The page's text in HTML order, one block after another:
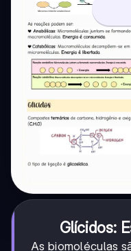
Glícidos:
As biomoléculas